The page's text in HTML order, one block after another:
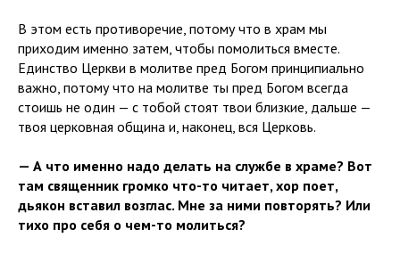
В этом есть противоречие, потому что в храм мы
приходим именно затем, чтобы помолиться вместе.
Единство Церкви в молитве пред Богом принципиально
важно, потому что на молитве ты пред Богом всегда
стоишь не один — с тобой стоят твои близкие, дальше —
твоя церковная община и, наконец, вся Церковь.
— А что именно надо делать на службе в храме? Вот
там священник громко что-то читает, хор поет,
дьякон вставил возглас. Мне за ними повторять? Или
тихо про себя о чем-то молиться?